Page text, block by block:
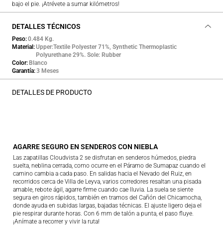
bajo el pie. ¡Atrévete a sumar kilómetros!
DETALLES TÉCNICOS
Peso 0.484 Kg.
Material Upper:Textile Polyester 71%, Synthetic Thermoplastic
Polyurethane 29%. Sole: Rubber
Color Blanco
Garantía 3 Meses
DETALLES DE PRODUCTO
AGARRE SEGURO EN SENDEROS CON NIEBLA
Las zapatillas Cloudvista 2 se disfrutan en senderos húmedos, piedra
suelta, neblina cerrada, como ocurre en el Páramo de Sumapaz cuando el
camino cambia a cada paso. En salidas hacia el Nevado del Ruiz, en
recorridos cerca de Villa de Leyva, varios corredores resaltan una pisada
amable, rebote ágil, agarre firme cuando cae lluvia. La suela se siente
segura en giros rápidos, también en tramos del Cañón del Chicamocha,
donde ayuda en subidas largas, bajadas técnicas. El ajuste ligero deja el
pie respirar durante horas. Con 6 mm de talón a punta, el paso fluye.
¡Anímate a recorrer y vivir la ruta!